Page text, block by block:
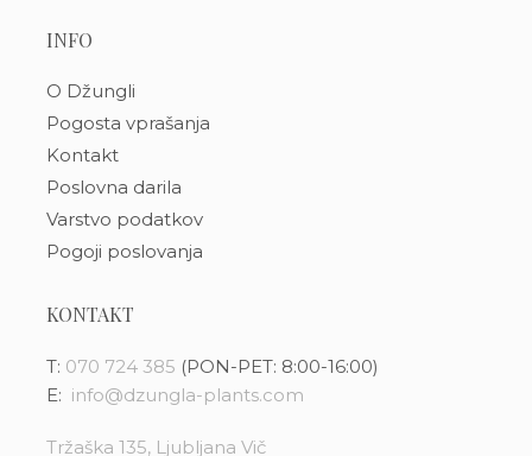
INFO
O Džungli
Pogosta vprašanja
Kontakt
Poslovna darila
Varstvo podatkov
Pogoji poslovanja
KONTAKT
T: 070 724 385 (PON-PET: 8:00-16:00)
E: info@dzungla-plants.com
Tržaška 135, Ljubljana Vič